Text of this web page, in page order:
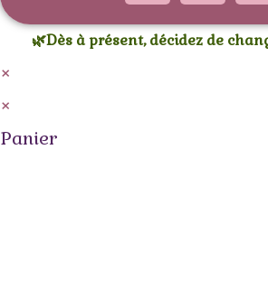
🌿Dès à présent, décidez de
×
×
Panier